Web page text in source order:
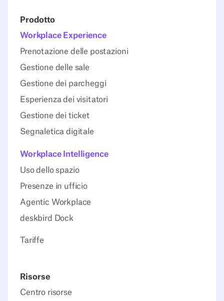
Prodotto
Workplace Experience
Prenotazione delle postazioni
Gestione delle sale
Gestione dei parcheggi
Esperienza dei visitatori
Gestione dei ticket
Segnaletica digitale
Workplace Intelligence
Uso dello spazio
Presenze in ufficio
Agentic Workplace
deskbird Dock
Tariffe
Risorse
Centro risorse